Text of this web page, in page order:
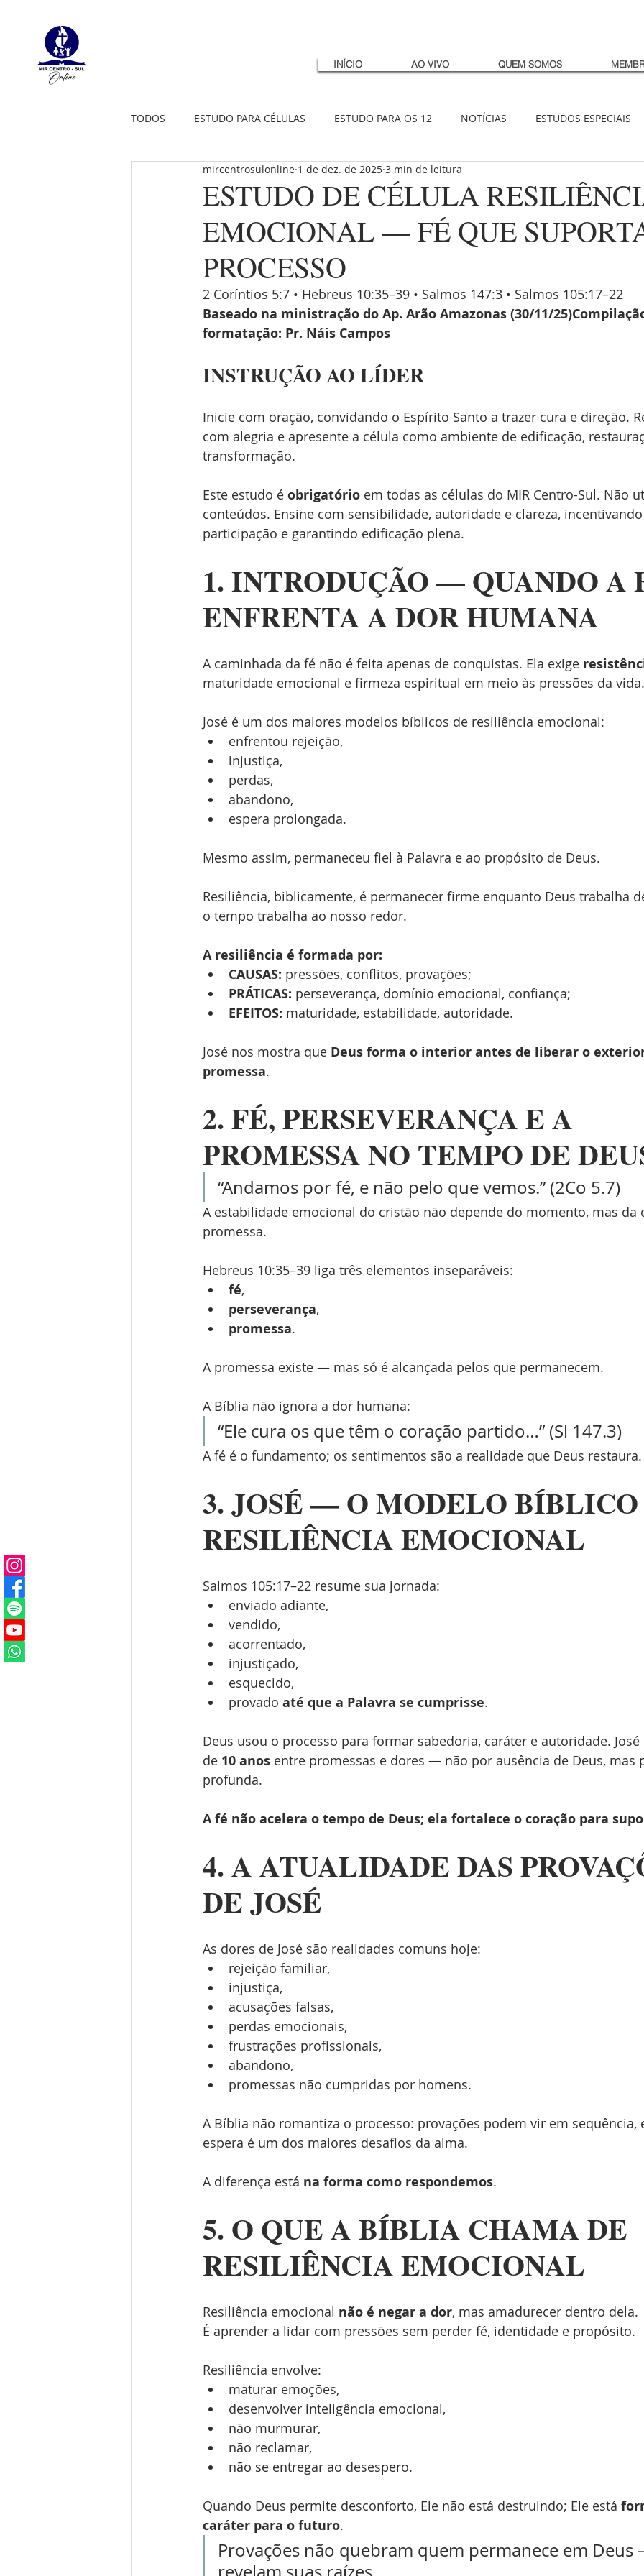
INÍCIO AO VIVO QUEM SOMOS
TODOS ESTUDO PARA CÉLULAS ESTUDO PARA OS 12 NOTÍCIAS ESTUDOS ESPECIAIS
ESTUDO DE CÉLULA
EMOCIONAL — FÉ QUE
PROCESSO
mircentrosulonline 1 de dez. de 2025 3 min de leitura
2 Coríntios 5:7 • Hebreus 10:35–39 • Salmos 147:3 • Salmos 105:17–22
Baseado na ministração do Ap. Arão Amazonas (30/11/
formatação: Pr. Náis Campos
INSTRUÇÃO AO LÍDER
Inicie com oração, convidando o Espírito Santo a trazer cura e direção.
com alegria e apresente a célula como ambiente de edificação,
transformação.
Este estudo é obrigatório em todas as células do MIR Centro-Sul. Não
conteúdos. Ensine com sensibilidade, autoridade e clareza,
participação e garantindo edificação plena.
1. INTRODUÇÃO — QUANDO A
ENFRENTA A DOR HUMANA
A caminhada da fé não é feita apenas de conquistas. Ela exige
maturidade emocional e firmeza espiritual em meio às pressões da vida.
José é um dos maiores modelos bíblicos de resiliência emocional:
enfrentou rejeição,
injustiça,
perdas,
abandono,
espera prolongada.
Mesmo assim, permaneceu fiel à Palavra e ao propósito de Deus.
Resiliência, biblicamente, é permanecer firme enquanto Deus trabalha
o tempo trabalha ao nosso redor.
A resiliência é formada por:
CAUSAS: pressões, conflitos, provações;
PRÁTICAS: perseverança, domínio emocional, confiança;
EFEITOS: maturidade, estabilidade, autoridade.
José nos mostra que Deus forma o interior antes de liberar o
promessa.
2. FÉ, PERSEVERANÇA E A
PROMESSA NO TEMPO DE
“Andamos por fé, e não pelo que vemos.” (2Co 5.7)
A estabilidade emocional do cristão não depende do momento, mas da
promessa.
Hebreus 10:35–39 liga três elementos inseparáveis:
fé,
perseverança,
promessa.
A promessa existe — mas só é alcançada pelos que permanecem.
A Bíblia não ignora a dor humana:
“Ele cura os que têm o coração partido…” (Sl 147.3)
A fé é o fundamento; os sentimentos são a realidade que Deus restaura.
3. JOSÉ — O MODELO
RESILIÊNCIA EMOCIONAL
Salmos 105:17–22 resume sua jornada:
enviado adiante,
vendido,
acorrentado,
injustiçado,
esquecido,
provado até que a Palavra se cumprisse.
Deus usou o processo para formar sabedoria, caráter e autoridade.
de 10 anos entre promessas e dores — não por ausência de Deus, mas
profunda.
A fé não acelera o tempo de Deus; ela fortalece o coração para
4. A ATUALIDADE DAS
DE JOSÉ
As dores de José são realidades comuns hoje:
rejeição familiar,
injustiça,
acusações falsas,
perdas emocionais,
frustrações profissionais,
abandono,
promessas não cumpridas por homens.
A Bíblia não romantiza o processo: provações podem vir em
espera é um dos maiores desafios da alma.
A diferença está na forma como respondemos.
5. O QUE A BÍBLIA CHAMA DE
RESILIÊNCIA EMOCIONAL
Resiliência emocional não é negar a dor, mas amadurecer dentro dela.
É aprender a lidar com pressões sem perder fé, identidade e propósito.
Resiliência envolve:
maturar emoções,
desenvolver inteligência emocional,
não murmurar,
não reclamar,
não se entregar ao desespero.
Quando Deus permite desconforto, Ele não está destruindo; Ele está
caráter para o futuro.
Provações não quebram quem permanece em